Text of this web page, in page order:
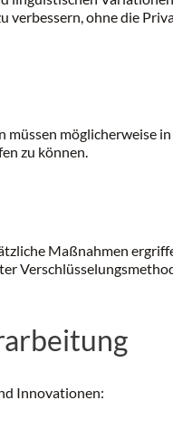
ohne die
müssen möglicherweise
zu können.
Maßnahmen
Innovationen: